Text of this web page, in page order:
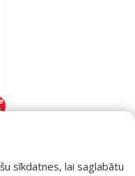
sīkdatnes, lai saglabātu